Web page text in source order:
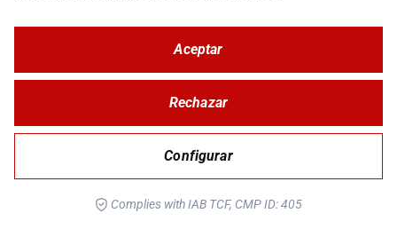
Configurar
Rechazar
Aceptar
Complies with IAB TCF, CMP ID: 405